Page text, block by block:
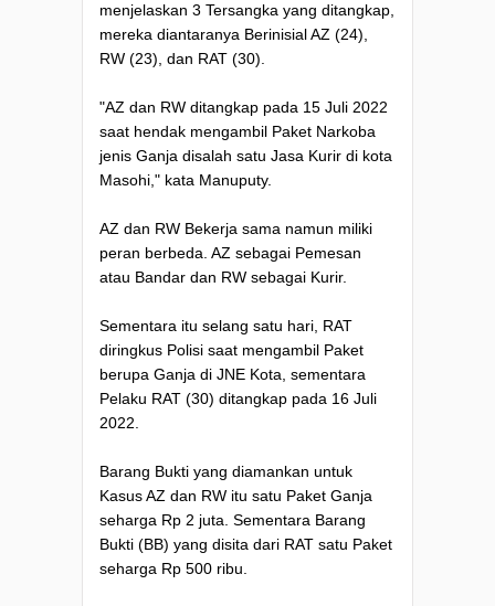
menjelaskan 3 Tersangka yang ditangkap,
mereka diantaranya Berinisial AZ (24),
RW (23), dan RAT (30).
"AZ dan RW ditangkap pada 15 Juli 2022
saat hendak mengambil Paket Narkoba
jenis Ganja disalah satu Jasa Kurir di kota
Masohi," kata Manuputy.
AZ dan RW Bekerja sama namun miliki
peran berbeda. AZ sebagai Pemesan
atau Bandar dan RW sebagai Kurir.
Sementara itu selang satu hari, RAT
diringkus Polisi saat mengambil Paket
berupa Ganja di JNE Kota, sementara
Pelaku RAT (30) ditangkap pada 16 Juli
2022.
Barang Bukti yang diamankan untuk
Kasus AZ dan RW itu satu Paket Ganja
seharga Rp 2 juta. Sementara Barang
Bukti (BB) yang disita dari RAT satu Paket
seharga Rp 500 ribu.